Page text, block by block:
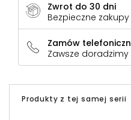
Zwrot do 30 dni
Bezpieczne zakupy
Zamów
Zawsze doradzimy
Produkty z tej samej serii